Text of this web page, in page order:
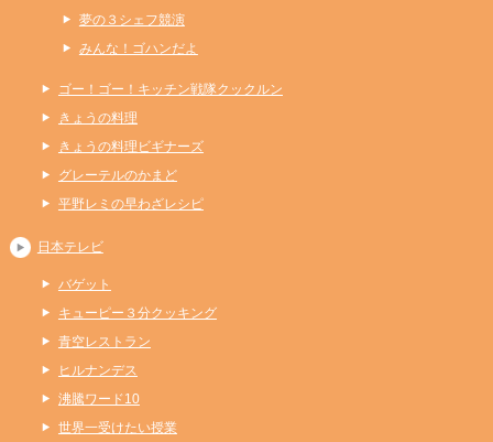
夢の３シェフ競演
みんな！ゴハンだよ
ゴー！ゴー！キッチン戦隊クックルン
きょうの料理
きょうの料理ビギナーズ
グレーテルのかまど
平野レミの早わざレシピ
日本テレビ
バゲット
キューピー３分クッキング
青空レストラン
ヒルナンデス
沸騰ワード10
世界一受けたい授業